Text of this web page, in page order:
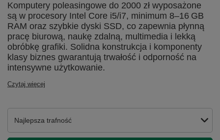
Komputery poleasingowe do 2000 zł wyposażone
są w procesory Intel Core i5/i7, minimum 8–16 GB
RAM oraz szybkie dyski SSD, co zapewnia płynną
pracę biurową, naukę zdalną, multimedia i lekką
obróbkę grafiki. Solidna konstrukcja i komponenty
klasy biznes gwarantują trwałość i odporność na
intensywne użytkowanie.
Czytaj więcej
Zmień sortowanie
Najlepsza trafność